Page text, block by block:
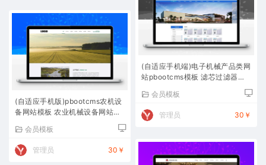
(自适应手机版)pbootcms农机设
备网站模板 农业机械设备网站源
会员模板
管理员 30￥
(自适应手机端)电子机械产品类网
站pbootcms模板 滤芯过滤器网
会员模板
管理员 30￥